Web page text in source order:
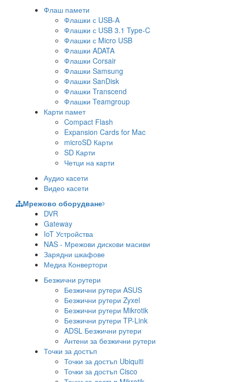
Флаш памети
Флашки с USB-A
Флашки с USB 3.1 Type-C
Флашки с Micro USB
Флашки ADATA
Флашки Corsair
Флашки Samsung
Флашки SanDisk
Флашки Transcend
Флашки Teamgroup
Карти памет
Compact Flash
Expansion Cards for Mac
microSD Карти
SD Карти
Четци на карти
Аудио касети
Видео касети
Мрежово оборудване
DVR
Gateway
IoT Устройства
NAS - Мрежови дискови масиви
Зарядни шкафове
Медиа Конвертори
Безжични рутери
Безжични рутери ASUS
Безжични рутери Zyxel
Безжични рутери Mikrotik
Безжични рутери TP-Link
ADSL Безжични рутери
Антени за безжични рутери
Точки за достъп
Точки за достъп Ubiquiti
Точки за достъп Cisco